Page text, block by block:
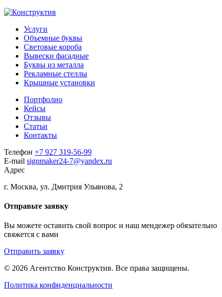
Услуги
Объемные буквы
Световые короба
Вывески фасадные
Буквы из металла
Рекламные стеллы
Крышные установки
Портфолио
Кейсы
Отзывы
Статьи
Контакты
Телефон +7 927 319-56-99
E-mail signmaker24-7@yandex.ru
Адрес
г. Москва, ул. Дмитрия Ульянова, 2
Отправьте заявку
Вы можете оставить свой вопрос и наш мендежер обязательно
свяжется с вами
Отправить заявку
© 2026 Агентство Конструктив. Все права защищены.
Политика конфиденциальности